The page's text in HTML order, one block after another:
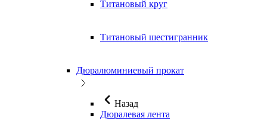
Титановый круг
Титановый шестигранник
Дюралюминиевый прокат
Назад
Дюралевая лента